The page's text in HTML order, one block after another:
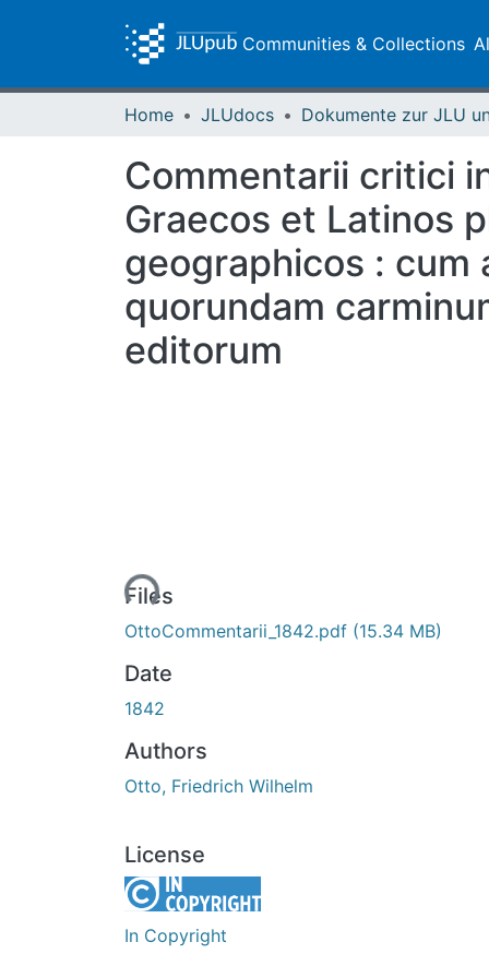
Communities & Collections
Home JLUdocs
Commentarii critici
Graecos et Latinos
geographicos : cum
quorundam
editorum
Loading...
Files
OttoCommentarii_1842.pdf (15.34 MB)
Date
1842
Authors
Otto, Friedrich Wilhelm
License
In Copyright